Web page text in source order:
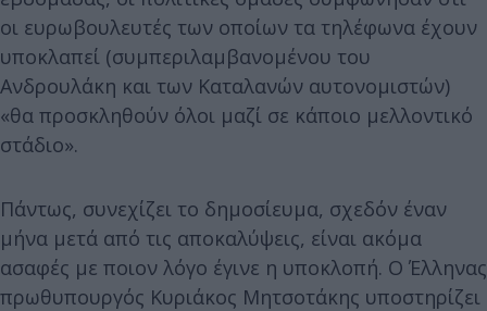
οι ευρωβουλευτές των οποίων τα τηλέφωνα έχουν
υποκλαπεί (συμπεριλαμβανομένου του
Ανδρουλάκη και των Καταλανών αυτονομιστών)
«θα προσκληθούν όλοι μαζί σε κάποιο μελλοντικό
στάδιο».
Πάντως, συνεχίζει το δημοσίευμα, σχεδόν έναν
μήνα μετά από τις αποκαλύψεις, είναι ακόμα
ασαφές με ποιον λόγο έγινε η υποκλοπή. Ο Έλληνας
πρωθυπουργός Κυριάκος Μητσοτάκης υποστηρίζει